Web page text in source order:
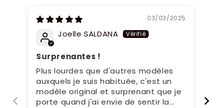
03/03/2025
Joelle SALDANA
Surprenantes !
Plus lourdes que d'autres modèles
auxquels je suis habituée, c'est un
modèle original et surprenant que je
porte quand j'ai envie de sentir la